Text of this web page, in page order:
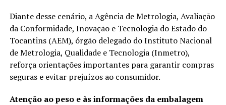
Diante desse cenário, a Agência de Metrologia, Avaliação
da Conformidade, Inovação e Tecnologia do Estado do
Tocantins (AEM), órgão delegado do Instituto Nacional
de Metrologia, Qualidade e Tecnologia (Inmetro),
reforça orientações importantes para garantir compras
seguras e evitar prejuízos ao consumidor.
Atenção ao peso e às informações da embalagem